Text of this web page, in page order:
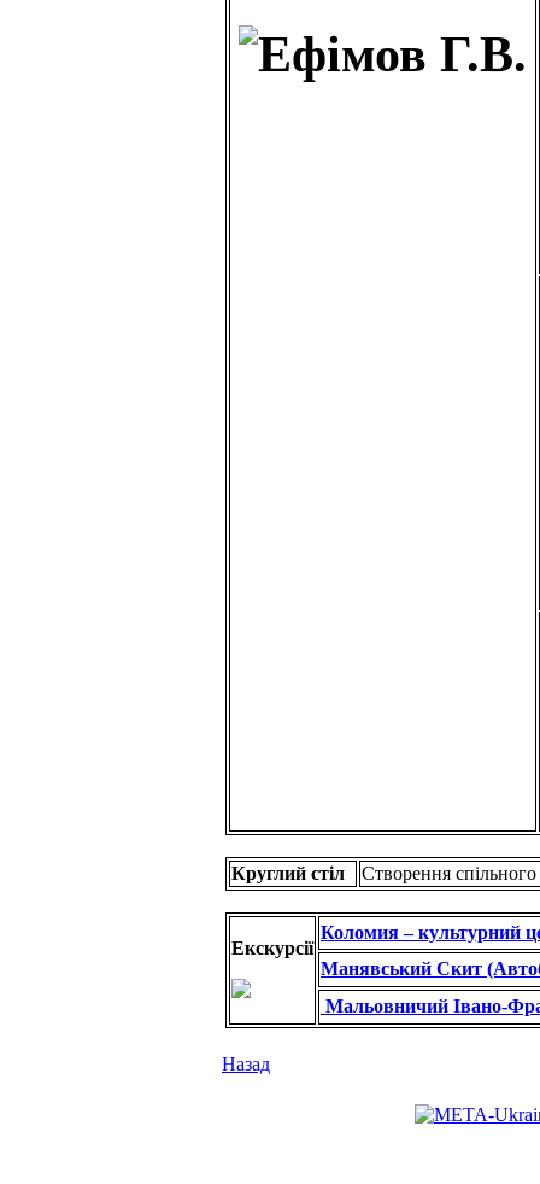
Круглий стіл Створення
Екскурсії
Коломия – культурний
Манявський Скит
Мальовничий Івано-
Назад